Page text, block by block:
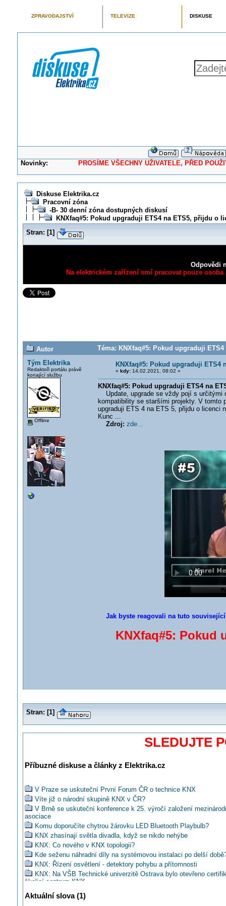
ZPRAVODAJSTVÍ TELEVIZE DISKUSE
Novinky: PROSÍME VŠECHNY UŽIVATELE, PŘED
Diskuse Elektrika.cz
Pracovní zóna
-B- 30 denní zóna dostupných diskusí
KNXfaq#5: Pokud upgraduji ETS4 na ETS5, přijdu o
Stran: [1]
Odpovědi
Na elektrickém zařízení smí pracovat pouze
Autor
Téma: KNXfaq#5: Pokud upgraduji
Tým Elektrika
Redaktoři portálu právě
konající službu
Offline
KNXfaq#5: Pokud upgraduji ETS4
« kdy:14.02.2021, 08:02 »
KNXfaq#5: Pokud upgraduji ETS4 na
Update, upgrade se vždy pojí s určitými
kompatibility se staršími projekty. V tomto
upgraduji ETS 4 na ETS 5, přijdu o licenci
Kunc ...
Zdroj: zde...
Jak byste reagovali na tuto
KNXfaq#5: Pokud
Stran: [1]
SLEDUJTE
Příbuzné diskuse a články z Elektrika.cz
V Praze se uskuteční První Forum ČR o technice KNX
Víte již o národní skupině KNX v ČR?
V Brně se uskuteční konference k 25. výročí založení
asociace
Komu doporučíte chytrou žárovku LED Bluetooth Playbulb?
KNX zhasínají světla divadla, když se nikdo nehýbe
KNX: Co nového v KNX topologii?
Kde seženu náhradní díly na systémovou instalaci po delší
KNX: Řízení osvětlení - detektory pohybu a přítomnosti
KNX: Na VŠB Technické univerzitě Ostrava bylo otevřeno
školicí centrum KNX
KNX: Programovací software – srovnání ETS4 s ETS5
KNX: Rozhraní enOcean, DALI
Aktuální slova (1)